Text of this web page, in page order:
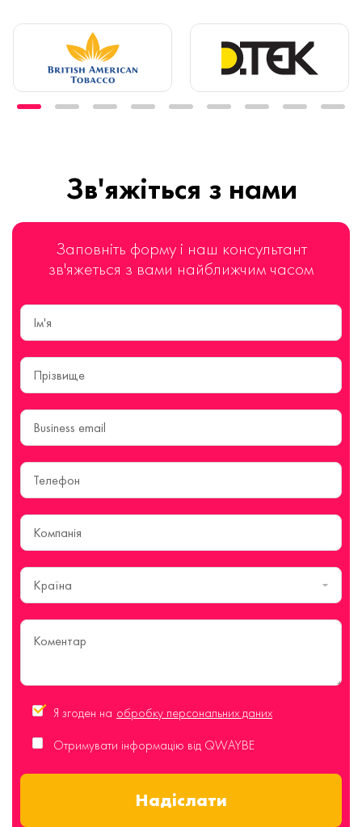
Зв'яжіться з нами
Заповніть форму і наш консультант
зв'яжеться з вами найближчим часом
Країна
Я згоден на обробку персональних даних
Отримувати інформацію від QWAYBE
Надіслати